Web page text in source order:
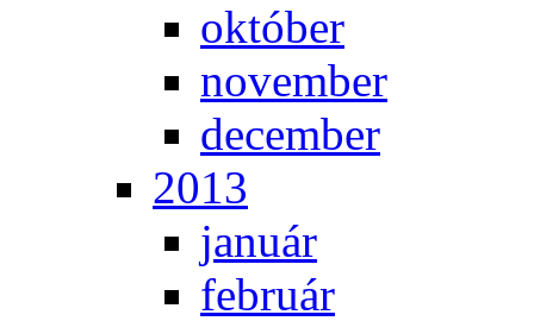
ok­tó­ber
no­vem­ber
de­cem­ber
2013
ja­nu­ár
feb­ru­ár